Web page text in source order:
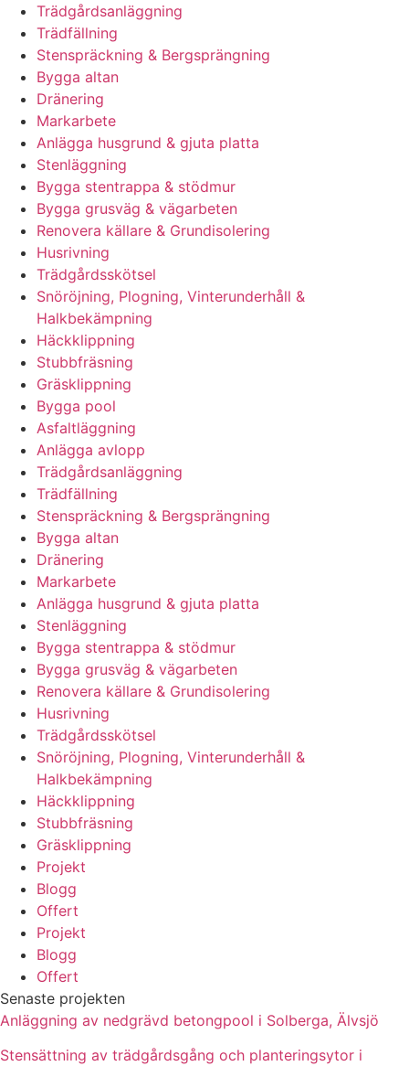
Trädgårdsanläggning
Trädfällning
Stenspräckning & Bergsprängning
Bygga altan
Dränering
Markarbete
Anlägga husgrund & gjuta platta
Stenläggning
Bygga stentrappa & stödmur
Bygga grusväg & vägarbeten
Renovera källare & Grundisolering
Husrivning
Trädgårdsskötsel
Snöröjning, Plogning, Vinterunderhåll &
Halkbekämpning
Häckklippning
Stubbfräsning
Gräsklippning
Bygga pool
Asfaltläggning
Anlägga avlopp
Trädgårdsanläggning
Trädfällning
Stenspräckning & Bergsprängning
Bygga altan
Dränering
Markarbete
Anlägga husgrund & gjuta platta
Stenläggning
Bygga stentrappa & stödmur
Bygga grusväg & vägarbeten
Renovera källare & Grundisolering
Husrivning
Trädgårdsskötsel
Snöröjning, Plogning, Vinterunderhåll &
Halkbekämpning
Häckklippning
Stubbfräsning
Gräsklippning
Projekt
Blogg
Offert
Projekt
Blogg
Offert
Senaste projekten
Anläggning av nedgrävd betongpool i Solberga, Älvsjö
Stensättning av trädgårdsgång och planteringsytor i